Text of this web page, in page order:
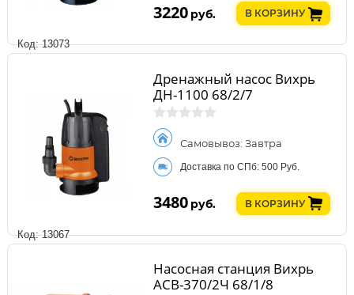
Код: 13073
3220 руб. В КОРЗИНУ
Код: 13067
Дренажный насос Вихрь
ДН-1100 68/2/7
Самовывоз: Завтра
Доставка по СПб: 500 Руб.
3480 руб. В КОРЗИНУ
Насосная станция Вихрь
АСВ-370/2Ч 68/1/8